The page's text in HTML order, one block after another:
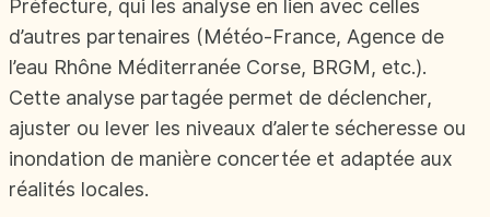
Préfecture, qui les analyse en lien avec celles
d’autres partenaires (Météo-France, Agence de
l’eau Rhône Méditerranée Corse, BRGM, etc.).
Cette analyse partagée permet de déclencher,
ajuster ou lever les niveaux d’alerte sécheresse ou
inondation de manière concertée et adaptée aux
réalités locales.